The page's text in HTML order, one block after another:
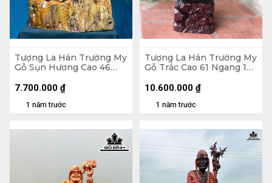
Tượng La Hán Trường My
Gỗ Sụn Hương Cao 46
1 năm trước
7.700.000 ₫
Tượng La Hán Trường My
Gỗ Trắc Cao 61 Ngang 17
1 năm trước
10.600.000 ₫